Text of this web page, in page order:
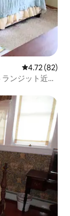
レビュー82
4.72 (82)
ンジット近く